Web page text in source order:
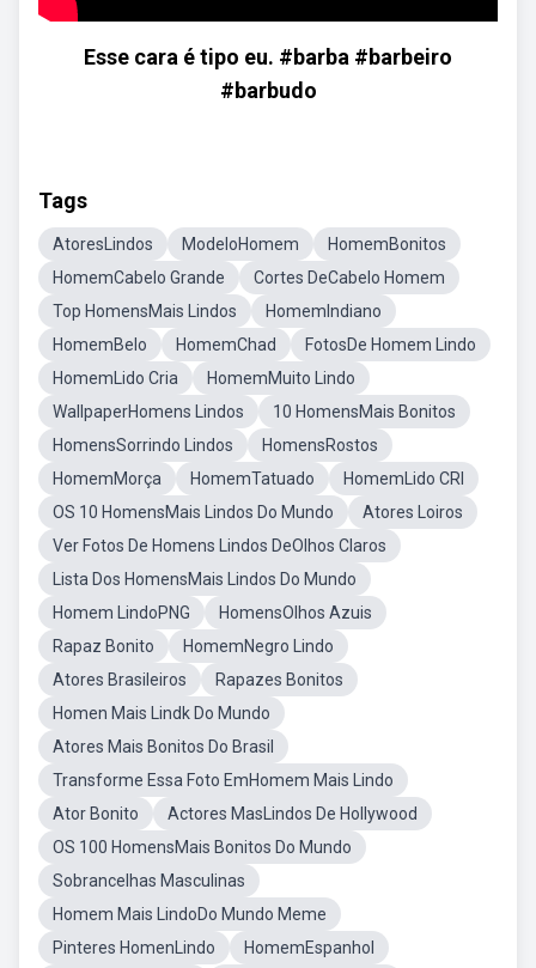
Esse cara é tipo eu. #barba #barbeiro
#barbudo
Tags
AtoresLindos ModeloHomem
HomemBonitos
HomemCabelo Grande
Cortes DeCabelo Homem
Top HomensMais Lindos
HomemIndiano
HomemBelo
HomemChad
FotosDe Homem Lindo
HomemLido Cria
HomemMuito Lindo
WallpaperHomens Lindos
10 HomensMais Bonitos
HomensSorrindo Lindos
HomensRostos
HomemMorça
HomemTatuado
HomemLido CRI
OS 10 HomensMais Lindos Do Mundo
Atores Loiros
Ver Fotos De Homens Lindos DeOlhos Claros
Lista Dos HomensMais Lindos Do Mundo
Homem LindoPNG
HomensOlhos Azuis
Rapaz Bonito
HomemNegro Lindo
Atores Brasileiros
Rapazes Bonitos
Homen Mais Lindk Do Mundo
Atores Mais Bonitos Do Brasil
Transforme Essa Foto EmHomem Mais Lindo
Ator Bonito
Actores MasLindos De Hollywood
OS 100 HomensMais Bonitos Do Mundo
Sobrancelhas Masculinas
Homem Mais LindoDo Mundo Meme
Pinteres HomenLindo
HomemEspanhol